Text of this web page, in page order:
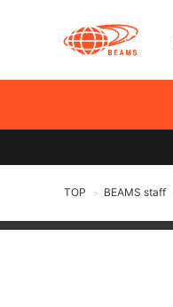
TOP > BEAMS staff